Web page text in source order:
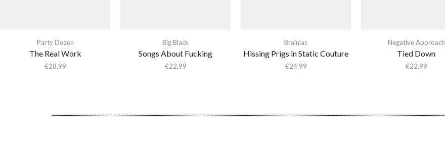
Party Dozen
The Real Work
€28,99
Big Black
Songs About Fucking
€22,99
Brainiac
Hissing Prigs in Static Couture
€24,99
Negative Approach
Tied Down
€22,99